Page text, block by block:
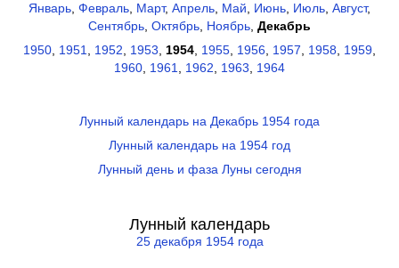
Январь Февраль Март, Апрель Май Июнь Июль Август,
Сентябрь Октябрь Ноябрь Декабрь
1950 1951 1952 1953 1954 1955 1956 1957 1958 1959
1960 1961 1962 1963 1964
Лунный календарь на Декабрь 1954 года
Лунный календарь на 1954 год
Лунный день и фаза Луны сегодня
Лунный календарь
25 декабря 1954 года